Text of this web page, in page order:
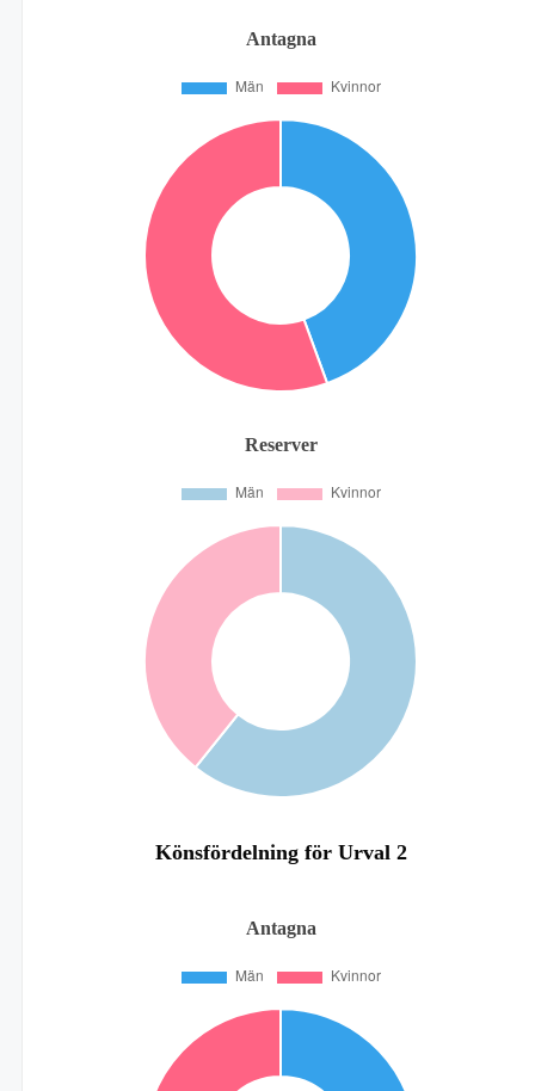
Antagna
Reserver
Könsfördelning för Urval 2
Antagna